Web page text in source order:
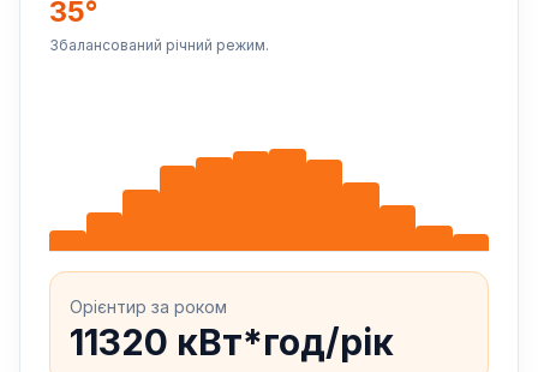
35°
Збалансований річний режим.
Орієнтир за роком
11320 кВт*год/рік